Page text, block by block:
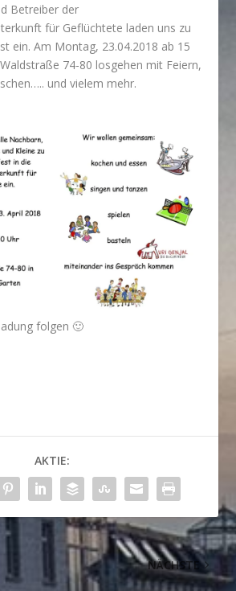
Betreiber der
für Geflüchtete laden uns zu
ein. Am Montag, 23.04.2018 ab 15
74-80 losgehen mit Feiern,
und vielem mehr.
folgen 🙂
AKTIE:
NÄCHSTE